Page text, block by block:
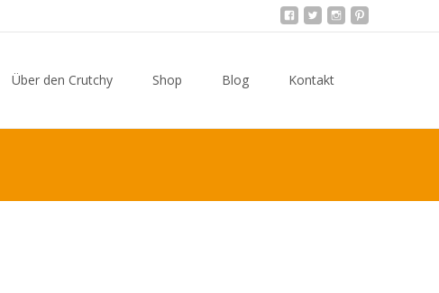
content
Über den Crutchy Shop Blog Kontakt